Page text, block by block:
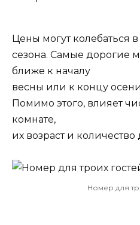
Цены могут колебаться
сезона. Самые дорогие
ближе к началу
весны или к концу
Помимо этого, влияет
комнате,
их возраст и
Номер для